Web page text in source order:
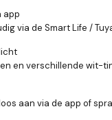
app
via de Smart Life /
en verschillende wit-
aan via de app of